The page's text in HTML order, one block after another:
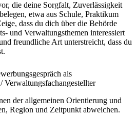
die deine Sorgfalt, Zuverlässigkeit
etwa aus Schule, Praktikum
dass du dich über die Behörde
und Verwaltungsthemen interessiert
freundliche Art unterstreicht, dass du
als
Verwaltungsfachangestellter
der allgemeinen Orientierung und
Region und Zeitpunkt abweichen.